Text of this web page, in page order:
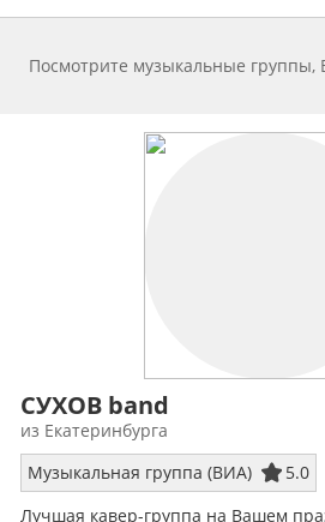
Посмотрите музыкальные группы,
СУХОВ band
из Екатеринбурга
Музыкальная группа (ВИА)
5.0
Лучшая кавер-группа на Вашем